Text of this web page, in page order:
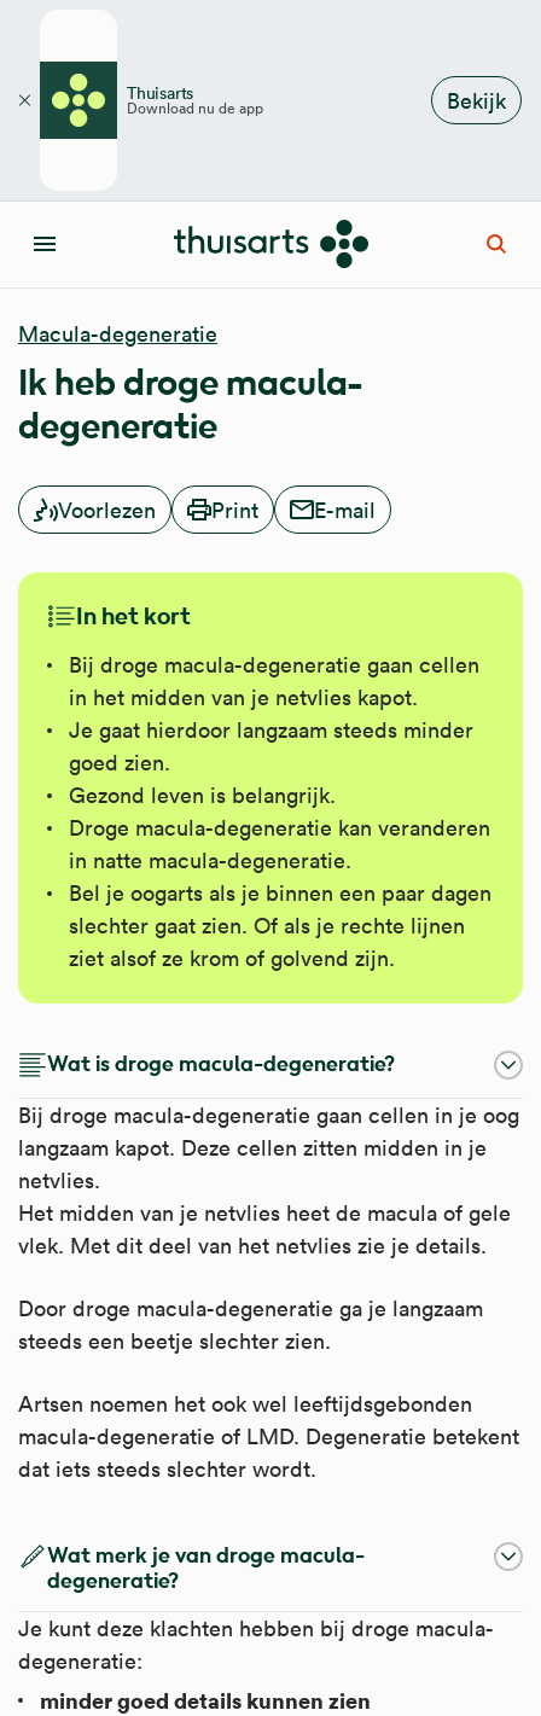
Thuisarts
Download nu de app Bekijk
Sluiten
Menu
Macula-degeneratie
Ik heb droge macula-
degeneratie
Voorlezen Print E-mail
In het kort
Bij droge macula-degeneratie gaan cellen
in het midden van je netvlies kapot.
Je gaat hierdoor langzaam steeds minder
goed zien.
Gezond leven is belangrijk.
Droge macula-degeneratie kan veranderen
in natte macula-degeneratie.
Bel je oogarts als je binnen een paar dagen
slechter gaat zien. Of als je rechte lijnen
ziet alsof ze krom of golvend zijn.
Wat is droge macula-degeneratie?
Bij droge macula-degeneratie gaan cellen in je oog
langzaam kapot. Deze cellen zitten midden in je
netvlies.
Het midden van je netvlies heet de macula of gele
vlek. Met dit deel van het netvlies zie je details.
Door droge macula-degeneratie ga je langzaam
steeds een beetje slechter zien.
Artsen noemen het ook wel leeftijdsgebonden
macula-degeneratie of LMD. Degeneratie betekent
dat iets steeds slechter wordt.
Wat merk je van droge macula-
degeneratie?
Je kunt deze klachten hebben bij droge macula-
degeneratie:
minder goed details kunnen zien